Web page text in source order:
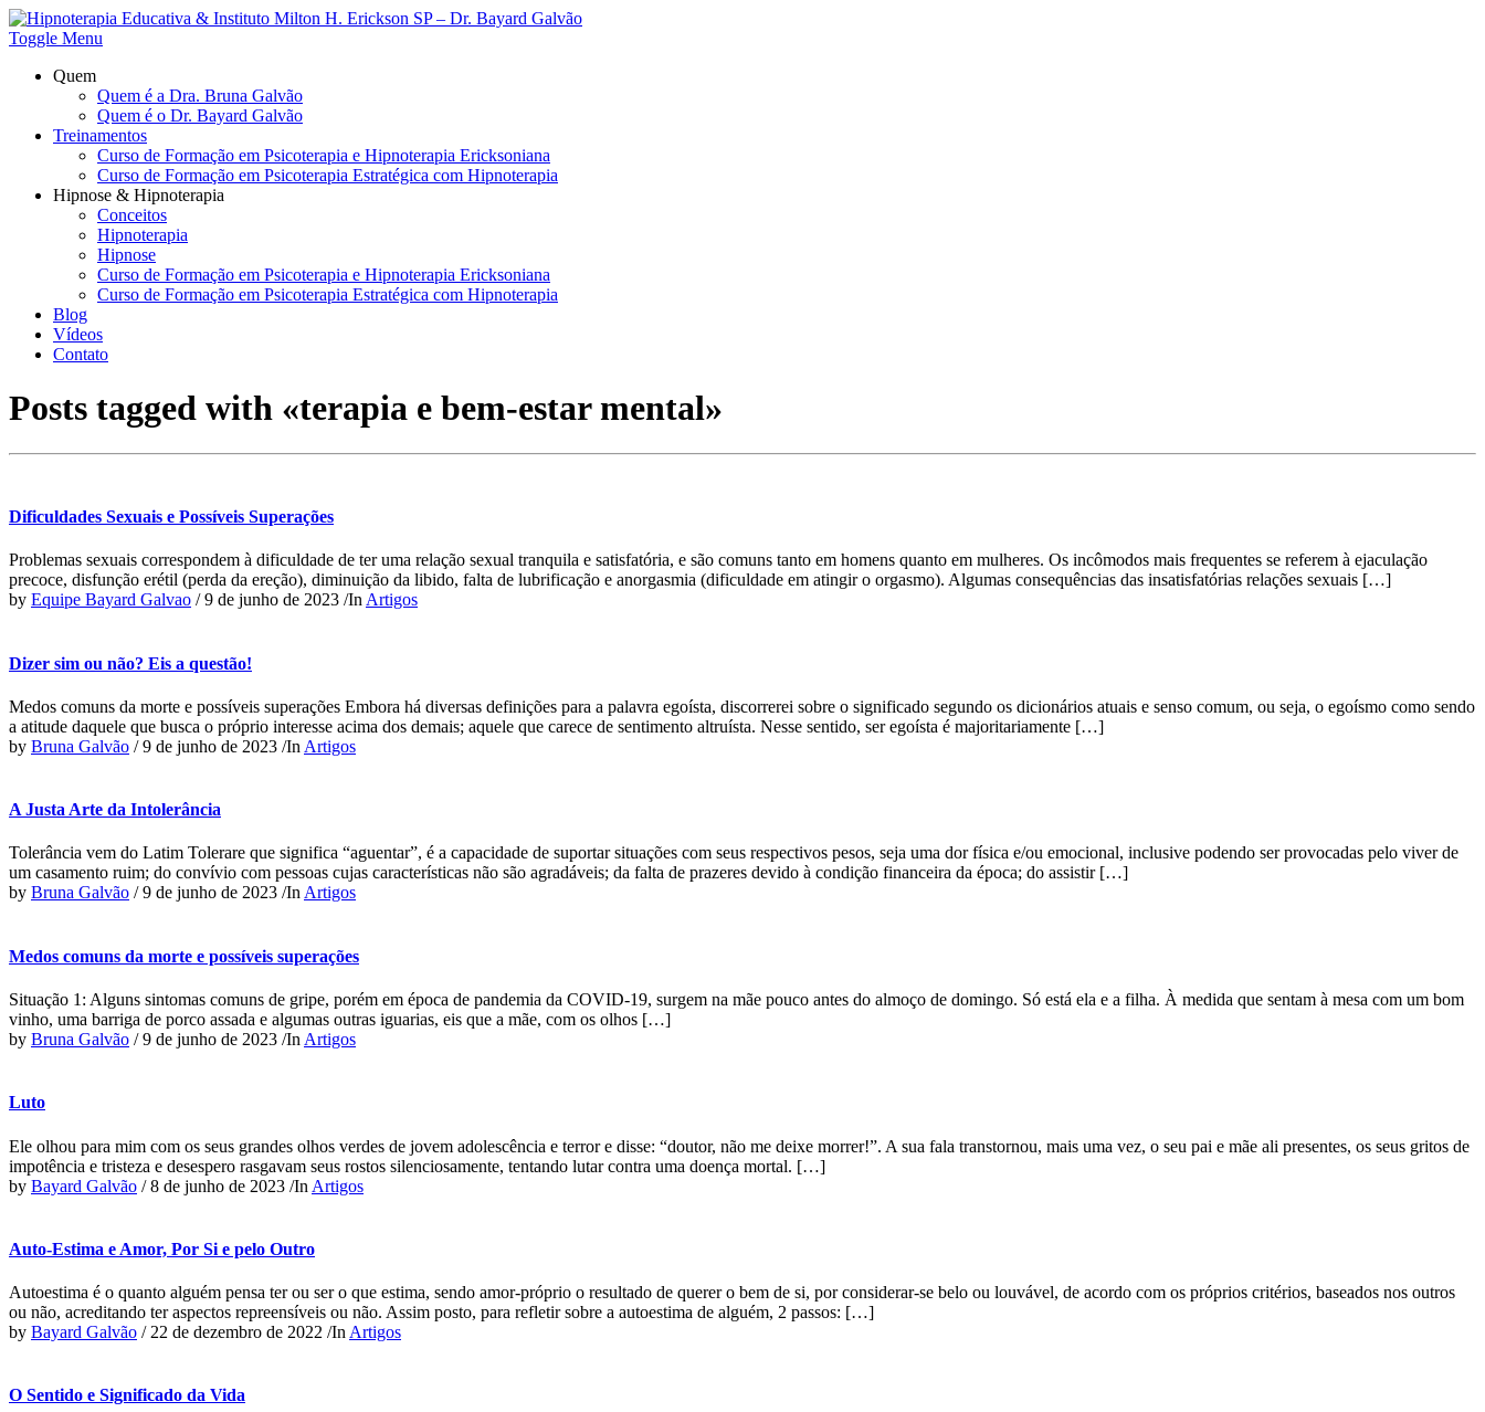
Toggle Menu
Quem
Quem é a Dra. Bruna Galvão
Quem é o Dr. Bayard Galvão
Treinamentos
Curso de Formação em Psicoterapia e Hipnoterapia Ericksoniana
Curso de Formação em Psicoterapia Estratégica com Hipnoterapia
Hipnose & Hipnoterapia
Conceitos
Hipnoterapia
Hipnose
Curso de Formação em Psicoterapia e Hipnoterapia Ericksoniana
Curso de Formação em Psicoterapia Estratégica com Hipnoterapia
Blog
Vídeos
Contato
Posts tagged with «terapia e bem-estar mental»
Dificuldades Sexuais e Possíveis Superações
Problemas sexuais correspondem à dificuldade de ter uma relação sexual tranquila e satisfatória, e são comuns tanto em homens quanto em mulheres. Os incômodos mais frequentes se referem à ejaculação
precoce, disfunção erétil (perda da ereção), diminuição da libido, falta de lubrificação e anorgasmia (dificuldade em atingir o orgasmo). Algumas consequências das insatisfatórias relações sexuais […]
by Equipe Bayard Galvao /9 de junho de 2023 /InArtigos
Dizer sim ou não? Eis a questão!
Medos comuns da morte e possíveis superações Embora há diversas definições para a palavra egoísta, discorrerei sobre o significado segundo os dicionários atuais e senso comum, ou seja, o egoísmo como sendo
a atitude daquele que busca o próprio interesse acima dos demais; aquele que carece de sentimento altruísta. Nesse sentido, ser egoísta é majoritariamente […]
by Bruna Galvão /9 de junho de 2023 /In Artigos
A Justa Arte da Intolerância
Tolerância vem do Latim Tolerare que significa “aguentar”, é a capacidade de suportar situações com seus respectivos pesos, seja uma dor física e/ou emocional, inclusive podendo ser provocadas pelo viver de
um casamento ruim; do convívio com pessoas cujas características não são agradáveis; da falta de prazeres devido à condição financeira da época; do assistir […]
by Bruna Galvão /9 de junho de 2023 /InArtigos
Medos comuns da morte e possíveis superações
Situação 1: Alguns sintomas comuns de gripe, porém em época de pandemia da COVID-19, surgem na mãe pouco antes do almoço de domingo. Só está ela e a filha. À medida que sentam à mesa com um bom
vinho, uma barriga de porco assada e algumas outras iguarias, eis que a mãe, com os olhos […]
by Bruna Galvão /9 de junho de 2023 /In Artigos
Luto
Ele olhou para mim com os seus grandes olhos verdes de jovem adolescência e terror e disse: “doutor, não me deixe morrer!”. A sua fala transtornou, mais uma vez, o seu pai e mãe ali presentes, os seus gritos de
impotência e tristeza e desespero rasgavam seus rostos silenciosamente, tentando lutar contra uma doença mortal. […]
by Bayard Galvão /8 de junho de 2023 /In Artigos
Auto-Estima e Amor, Por Si e pelo Outro
Autoestima é o quanto alguém pensa ter ou ser o que estima, sendo amor-próprio o resultado de querer o bem de si, por considerar-se belo ou louvável, de acordo com os próprios critérios, baseados nos outros
ou não, acreditando ter aspectos repreensíveis ou não. Assim posto, para refletir sobre a autoestima de alguém, 2 passos: […]
by Bayard Galvão /22 de dezembro de 2022 /In Artigos
O Sentido e Significado da Vida